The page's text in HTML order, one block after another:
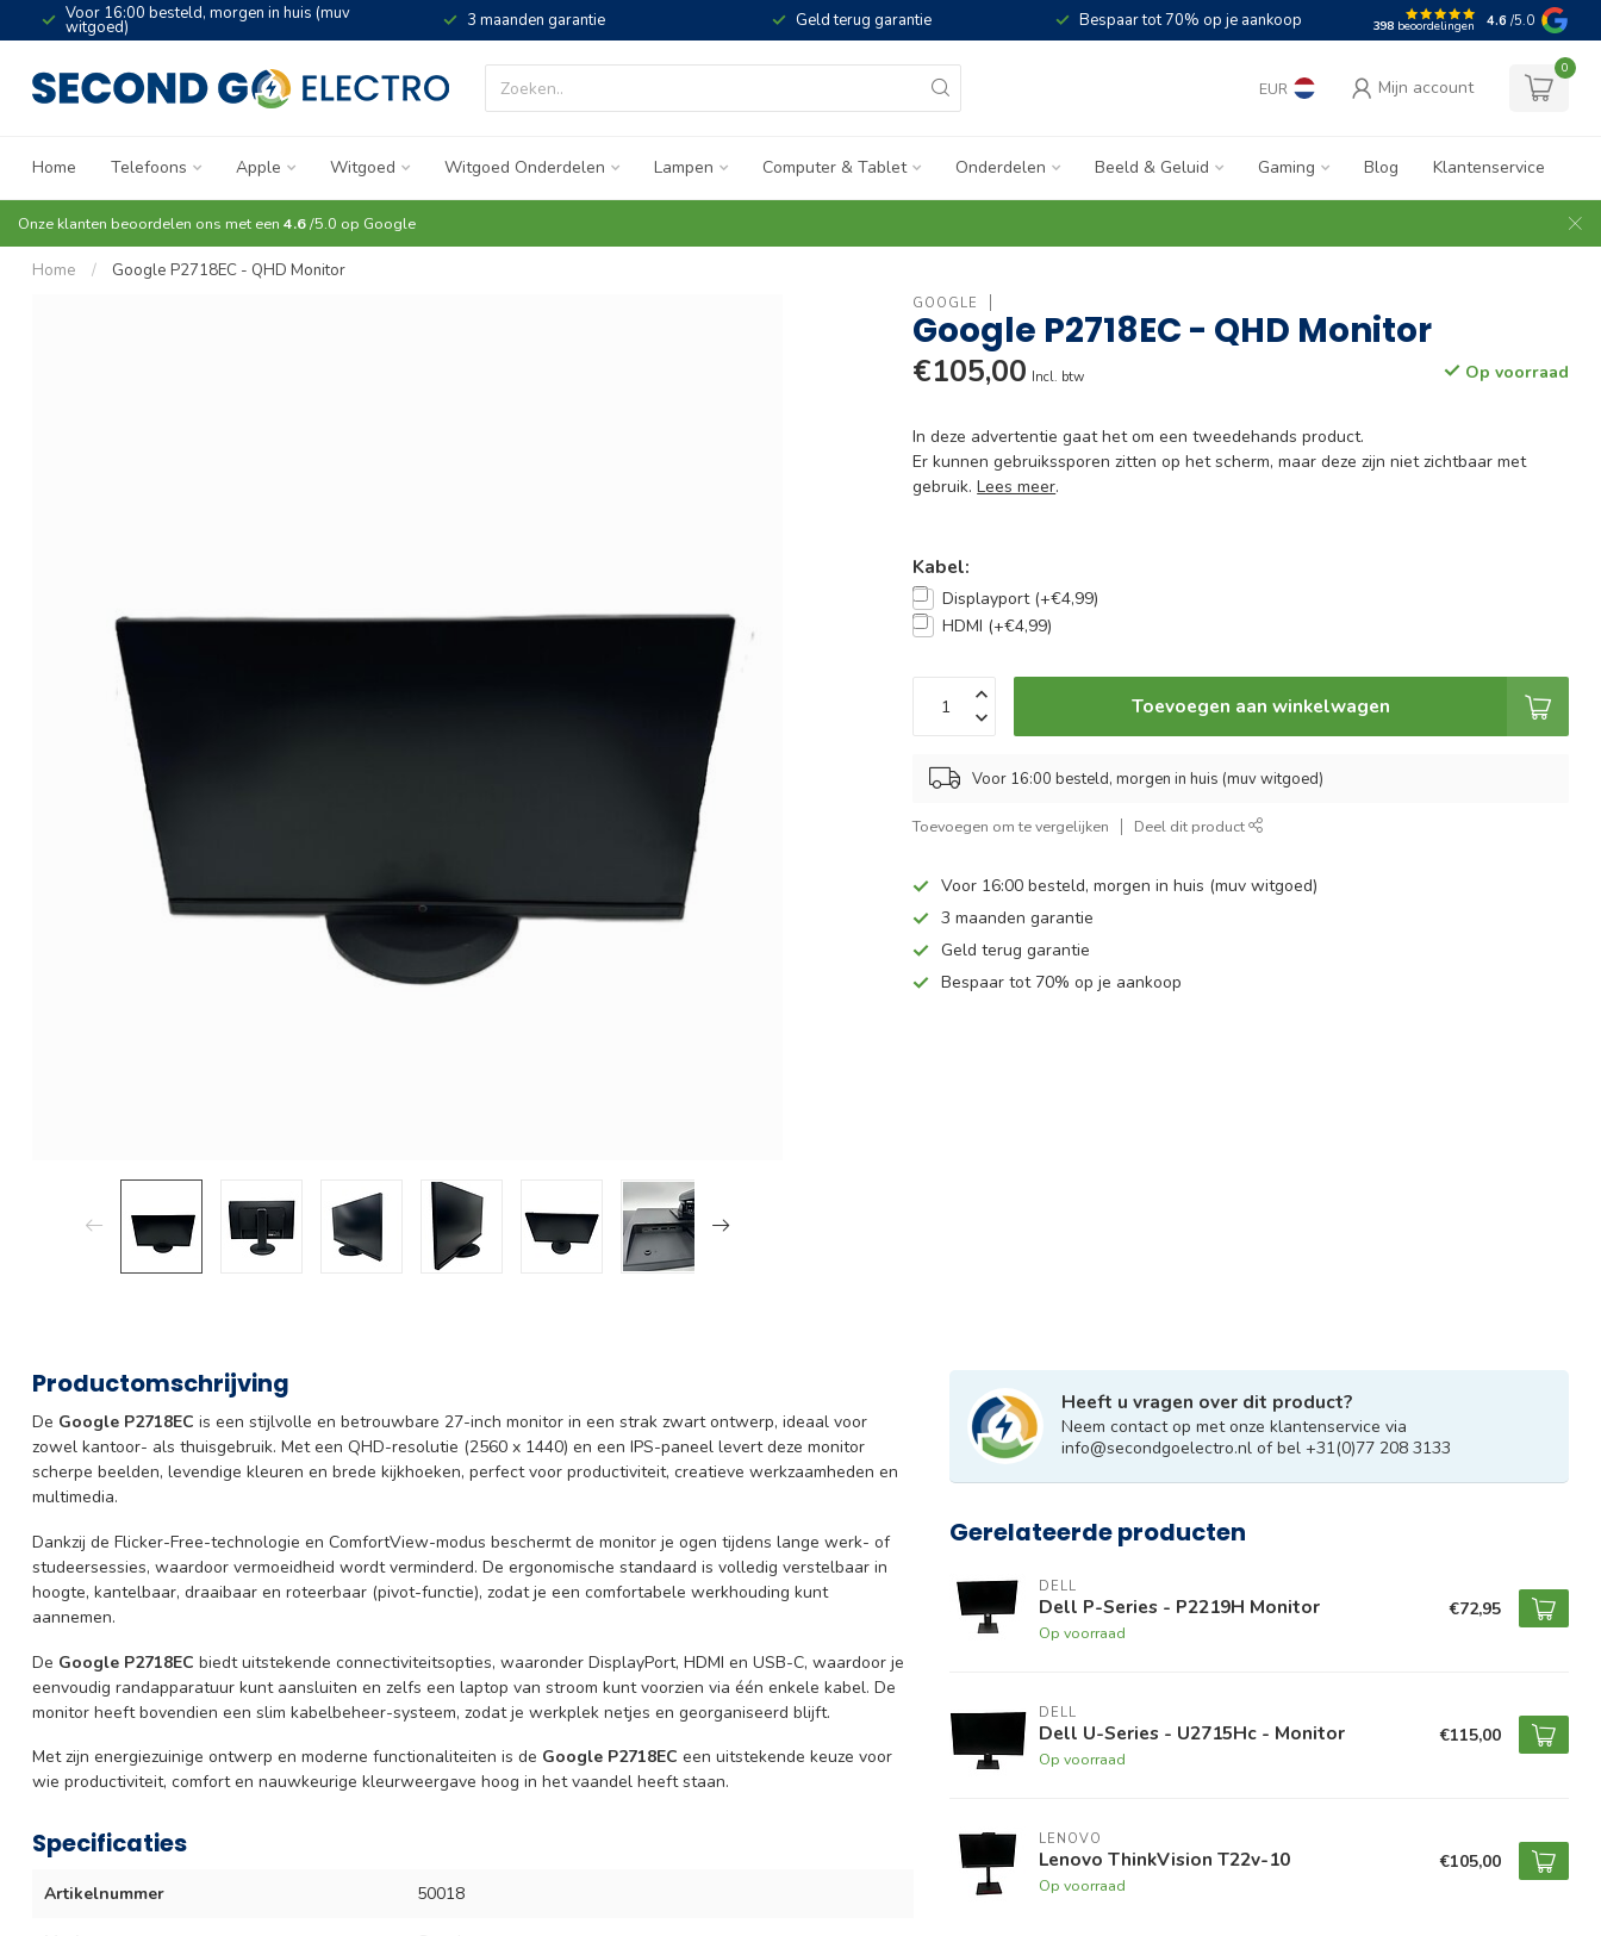
Voor 16:00 besteld, morgen in huis (muv
witgoed) 3 maanden garantie Geld terug garantie Bespaar tot 70% op je aankoop 398 beoordelingen 4.6 /5.0
EUR Mijn account
0
Home Telefoons Apple Witgoed Witgoed Onderdelen Lampen Computer & Tablet Onderdelen Beeld & Geluid Gaming Blog Klantenservice
Onze klanten beoordelen ons met een 4.6/5.0 op Google
Home / Google P2718EC - QHD Monitor
GOOGLE
Google P2718EC - QHD Monitor
€105,00 Incl. btw Op voorraad
In deze advertentie gaat het om een tweedehands product.
Er kunnen gebruikssporen zitten op het scherm, maar deze zijn niet zichtbaar met
gebruik.Lees meer.
Kabel:
Displayport (+€4,99)
HDMI (+€4,99)
Toevoegen aan winkelwagen
Voor 16:00 besteld, morgen in huis (muv witgoed)
Toevoegen om te vergelijken Deel dit product
Voor 16:00 besteld, morgen in huis (muv witgoed)
3 maanden garantie
Geld terug garantie
Bespaar tot 70% op je aankoop
Productomschrijving
De Google P2718EC is een stijlvolle en betrouwbare 27-inch monitor in een strak zwart ontwerp, ideaal voor
zowel kantoor- als thuisgebruik. Met een QHD-resolutie (2560 x 1440) en een IPS-paneel levert deze monitor
scherpe beelden, levendige kleuren en brede kijkhoeken, perfect voor productiviteit, creatieve werkzaamheden en
multimedia.
Dankzij de Flicker-Free-technologie en ComfortView-modus beschermt de monitor je ogen tijdens lange werk- of
studeersessies, waardoor vermoeidheid wordt verminderd. De ergonomische standaard is volledig verstelbaar in
hoogte, kantelbaar, draaibaar en roteerbaar (pivot-functie), zodat je een comfortabele werkhouding kunt
aannemen.
De Google P2718EC biedt uitstekende connectiviteitsopties, waaronder DisplayPort, HDMI en USB-C, waardoor je
eenvoudig randapparatuur kunt aansluiten en zelfs een laptop van stroom kunt voorzien via één enkele kabel. De
monitor heeft bovendien een slim kabelbeheer-systeem, zodat je werkplek netjes en georganiseerd blijft.
Met zijn energiezuinige ontwerp en moderne functionaliteiten is de Google P2718EC een uitstekende keuze voor
wie productiviteit, comfort en nauwkeurige kleurweergave hoog in het vaandel heeft staan.
Specificaties
Artikelnummer 50018
Heeft u vragen over dit product?
Neem contact op met onze klantenservice via
info@secondgoelectro.nl of bel +31(0)77 208 3133
Gerelateerde producten
DELL
Dell P-Series - P2219H Monitor
Op voorraad
€72,95
DELL
Dell U-Series - U2715Hc - Monitor
Op voorraad
€115,00
LENOVO
Lenovo ThinkVision T22v-10
Op voorraad
€105,00